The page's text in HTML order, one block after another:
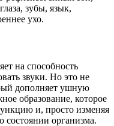
зубы, язык,
ухо.
на способность
звуки. Но это не
дополняет ушную
образование, которое
и, просто изменяя
состоянии организма.